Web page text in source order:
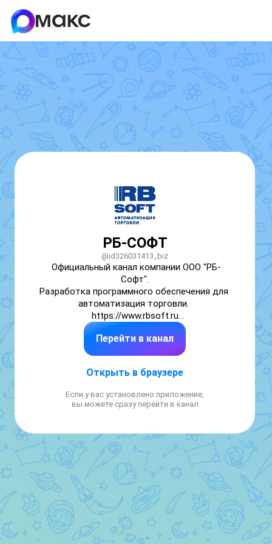
РБ-СОФТ
@id326031413_biz
Официальный канал компании ООО "РБ-
Софт".
Разработка программного обеспечения для
автоматизация торговли.
https://www.rbsoft.ru
online@rbsoft.ru
8 800 2000 999
Перейти в канал
Открыть в браузере
Если у вас установлено приложение,
вы можете сразу перейти в канал